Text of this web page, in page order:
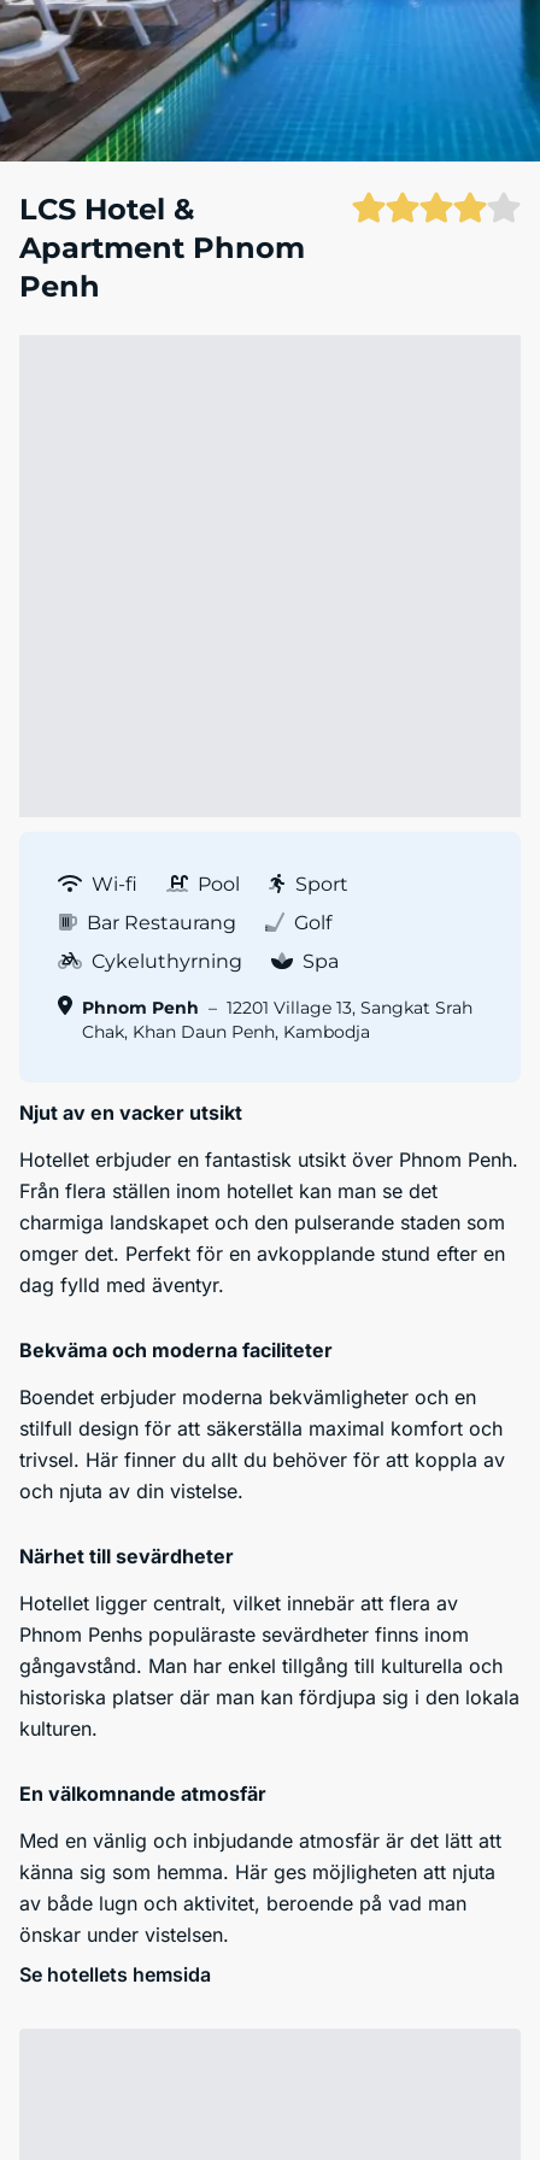
LCS Hotel &
Apartment Phnom
Penh
Wi-fi Pool
Sport
Bar Restaurang
Golf
Cykeluthyrning
Spa
Phnom Penh – 12201 Village 13, Sangkat Srah
Chak, Khan Daun Penh, Kambodja
Njut av en vacker utsikt
Hotellet erbjuder en fantastisk utsikt över Phnom Penh.
Från flera ställen inom hotellet kan man se det
charmiga landskapet och den pulserande staden som
omger det. Perfekt för en avkopplande stund efter en
dag fylld med äventyr.
Bekväma och moderna faciliteter
Boendet erbjuder moderna bekvämligheter och en
stilfull design för att säkerställa maximal komfort och
trivsel. Här finner du allt du behöver för att koppla av
och njuta av din vistelse.
Närhet till sevärdheter
Hotellet ligger centralt, vilket innebär att flera av
Phnom Penhs populäraste sevärdheter finns inom
gångavstånd. Man har enkel tillgång till kulturella och
historiska platser där man kan fördjupa sig i den lokala
kulturen.
En välkomnande atmosfär
Med en vänlig och inbjudande atmosfär är det lätt att
känna sig som hemma. Här ges möjligheten att njuta
av både lugn och aktivitet, beroende på vad man
önskar under vistelsen.
Se hotellets hemsida